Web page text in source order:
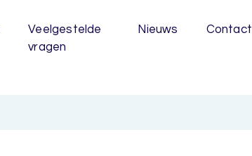
Veelgestelde
vragen
Nieuws
Contact